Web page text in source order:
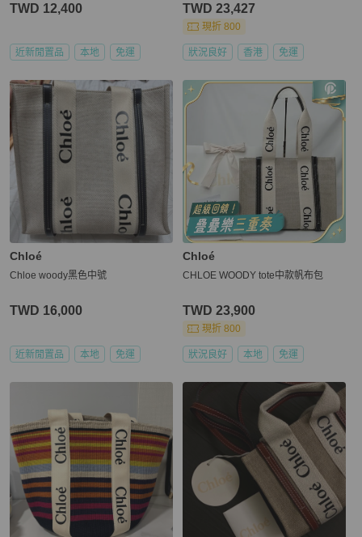
TWD 12,400
近新閒置品 本地 免運
TWD 23,427
現折 800
狀況良好 香港 免運
Chloé
Chloe woody黑色中號
TWD 16,000
近新閒置品 本地 免運
Chloé
CHLOE WOODY tote中款帆布包
TWD 23,900
現折 800
狀況良好 本地 免運